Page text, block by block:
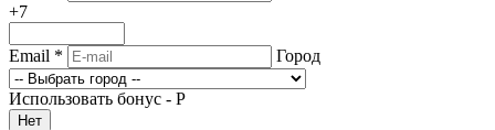
+7
Email * Город
Использовать бонус - Р
Нет